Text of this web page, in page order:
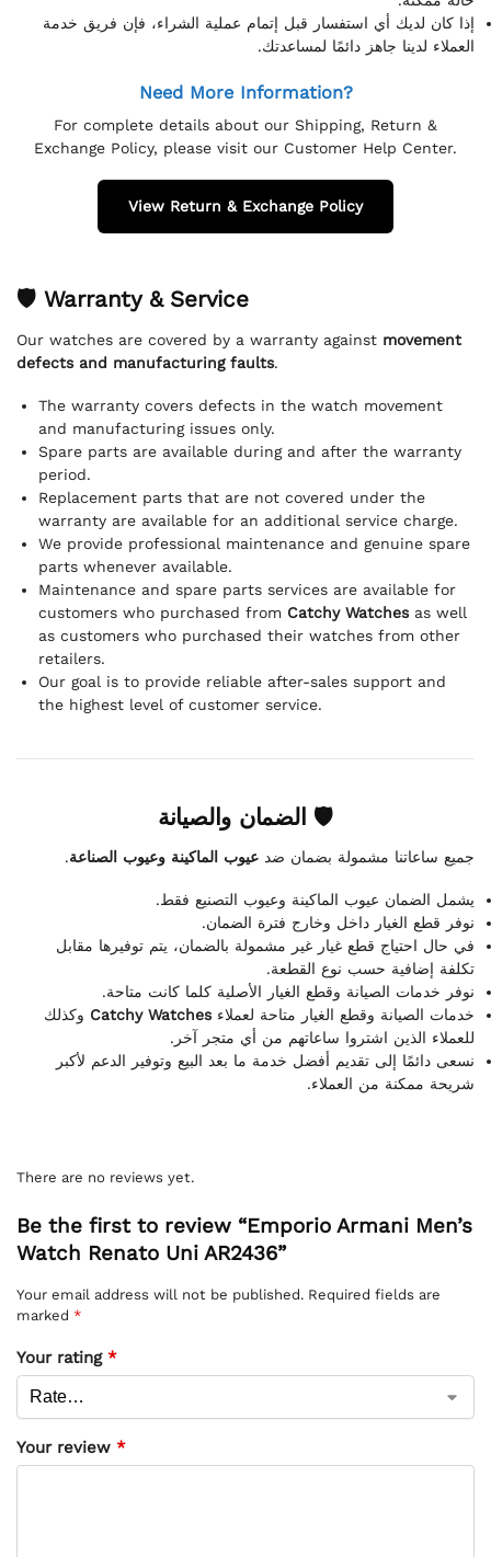
إذا كان لديك أي استفسار قبل إتمام عملية الشراء، فإن فريق خدمة
العملاء لدينا جاهز دائمًا لمساعدتك.
Need More Information?
For complete details about our Shipping, Return &
Exchange Policy, please visit our Customer Help Center.
View Return & Exchange Policy
🛡 Warranty & Service
Our watches are covered by a warranty against movement
defects and manufacturing faults.
The warranty covers defects in the watch movement
and manufacturing issues only.
Spare parts are available during and after the warranty
period.
Replacement parts that are not covered under the
warranty are available for an additional service charge.
We provide professional maintenance and genuine spare
parts whenever available.
Maintenance and spare parts services are available for
customers who purchased from Catchy Watchesas well
as customers who purchased their watches from other
retailers.
Our goal is to provide reliable after-sales support and
the highest level of customer service.
🛡 الضمان والصيانة
جميع ساعاتنا مشمولة بضمان ضد عيوب الماكينة وعيوب الصناعة.
يشمل الضمان عيوب الماكينة وعيوب التصنيع فقط.
نوفر قطع الغيار داخل وخارج فترة الضمان.
في حال احتياج قطع غيار غير مشمولة بالضمان، يتم توفيرها مقابل
تكلفة إضافية حسب نوع القطعة.
نوفر خدمات الصيانة وقطع الغيار الأصلية كلما كانت متاحة.
خدمات الصيانة وقطع الغيار متاحة لعملاءCatchy Watches وكذلك
للعملاء الذين اشتروا ساعاتهم من أي متجر آخر.
نسعى دائمًا إلى تقديم أفضل خدمة ما بعد البيع وتوفير الدعم لأكبر
شريحة ممكنة من العملاء.
There are no reviews yet.
Be the first to review “Emporio Armani Men’s
Watch Renato Uni AR2436”
Your email address will not be published. Required fields are
marked *
Your rating *
Your review *